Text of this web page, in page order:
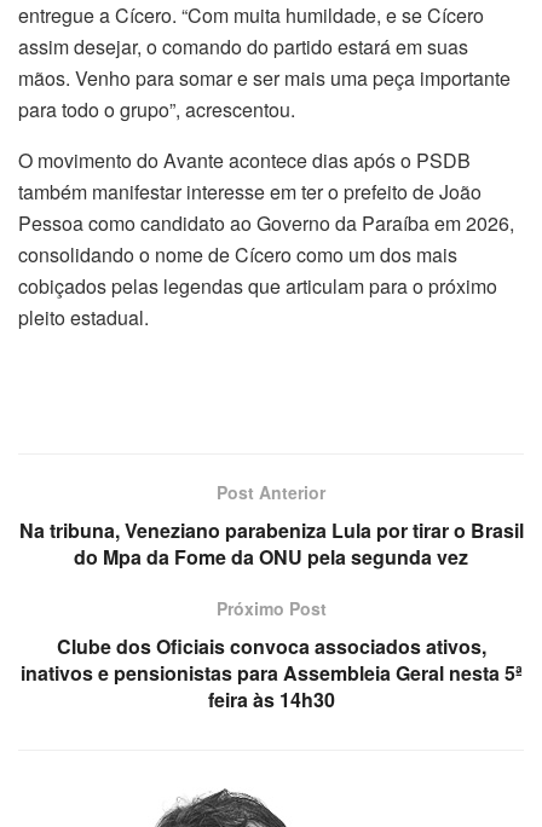
entregue a Cícero. “Com muita humildade, e se Cícero
assim desejar, o comando do partido estará em suas
mãos. Venho para somar e ser mais uma peça importante
para todo o grupo”, acrescentou.
O movimento do Avante acontece dias após o PSDB
também manifestar interesse em ter o prefeito de João
Pessoa como candidato ao Governo da Paraíba em 2026,
consolidando o nome de Cícero como um dos mais
cobiçados pelas legendas que articulam para o próximo
pleito estadual.
Post Anterior
Na tribuna, Veneziano parabeniza Lula por tirar o Brasil
do Mpa da Fome da ONU pela segunda vez
Próximo Post
Clube dos Oficiais convoca associados ativos,
inativos e pensionistas para Assembleia Geral nesta 5ª
feira às 14h30